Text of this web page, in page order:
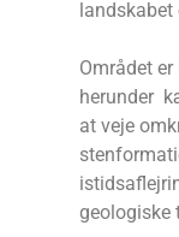
Området
herunder
at veje
geologiske